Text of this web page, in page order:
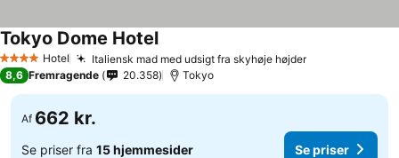
4 StjernerHotel Italiensk mad med udsigt fra skyhøje højder
Tokyo Dome Hotel
8,6 Fremragende 20.358 Tokyo
Af 662 kr.
Se priser fra 15 hjemmesider Se priser